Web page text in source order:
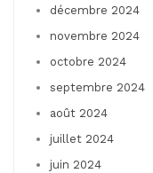
décembre 2024
novembre 2024
octobre 2024
septembre 2024
août 2024
juillet 2024
juin 2024